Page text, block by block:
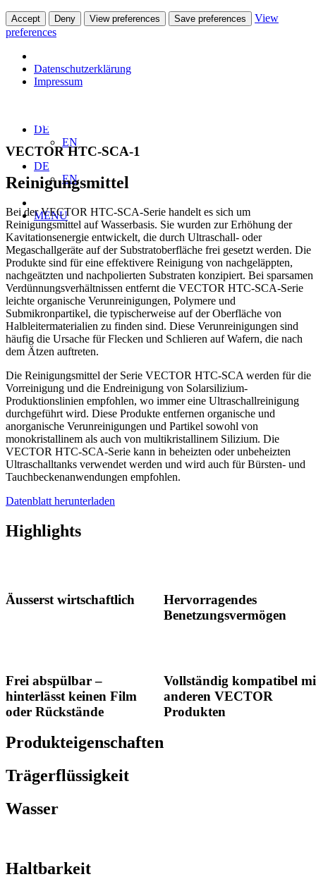
Accept Deny View preferences Save preferences
View
preferences
Datenschutzerklärung
Impressum
DE
EN
DE
EN
MENU
VECTOR HTC-SCA-1
Reinigungsmittel
Bei der VECTOR HTC-SCA-Serie handelt es sich um
Reinigungsmittel auf Wasserbasis. Sie wurden zur Erhöhung der
Kavitationsenergie entwickelt, die durch Ultraschall- oder
Megaschallgeräte auf der Substratoberfläche frei gesetzt werden. Die
Produkte sind für eine effektivere Reinigung von nachgeläppten,
nachgeätzten und nachpolierten Substraten konzipiert. Bei sparsamen
Verdünnungsverhältnissen entfernt die VECTOR HTC-SCA-Serie
leichte organische Verunreinigungen, Polymere und
Submikronpartikel, die typischerweise auf der Oberfläche von
Halbleitermaterialien zu finden sind. Diese Verunreinigungen sind
häufig die Ursache für Flecken und Schlieren auf Wafern, die nach
dem Ätzen auftreten.
Die Reinigungsmittel der Serie VECTOR HTC-SCA werden für die
Vorreinigung und die Endreinigung von Solarsilizium-
Produktionslinien empfohlen, wo immer eine Ultraschallreinigung
durchgeführt wird. Diese Produkte entfernen organische und
anorganische Verunreinigungen und Partikel sowohl von
monokristallinem als auch von multikristallinem Silizium. Die
VECTOR HTC-SCA-Serie kann in beheizten oder unbeheizten
Ultraschalltanks verwendet werden und wird auch für Bürsten- und
Tauchbeckenanwendungen empfohlen.
Datenblatt herunterladen
Highlights
Äusserst wirtschaftlich
Hervorragendes
Benetzungsvermögen
Frei abspülbar –
hinterlässt keinen Film
oder Rückstände
Vollständig kompatibel
anderen VECTOR
Produkten
Produkteigenschaften
Trägerflüssigkeit
Wasser
Haltbarkeit